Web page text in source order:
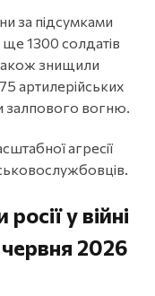
за підсумками
1300 солдатів
знищили
артилерійських
залпового вогню.
агресії
у війні
2026